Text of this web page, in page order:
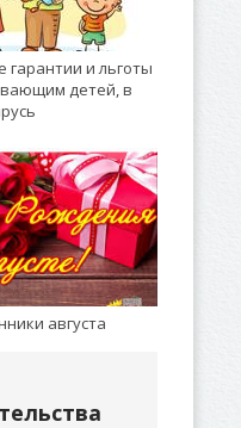
гарантии и льготы
детей, в
августа